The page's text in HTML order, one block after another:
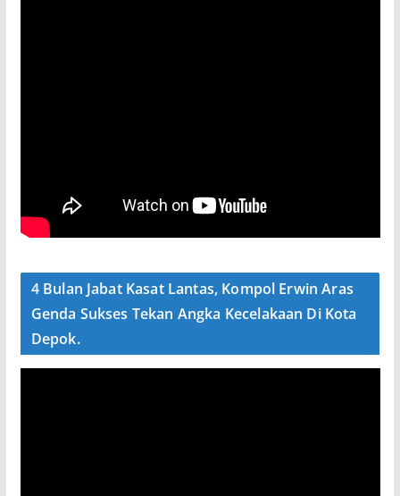
4 Bulan Jabat Kasat Lantas, Kompol Erwin Aras
Genda Sukses Tekan Angka Kecelakaan Di Kota
Depok.